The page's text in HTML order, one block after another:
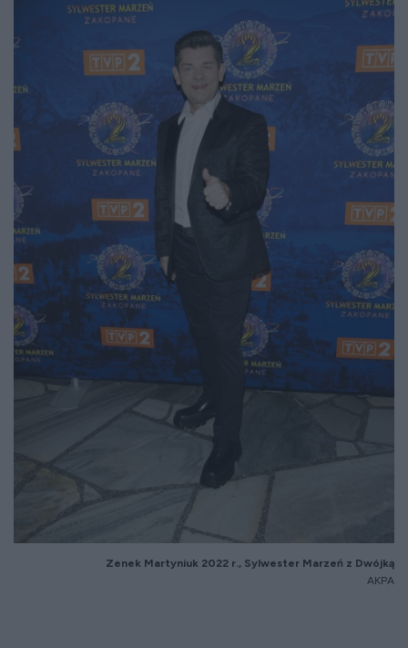
Zenek Martyniuk 2022 r., Sylwester Marzeń z Dwójką
AKPA